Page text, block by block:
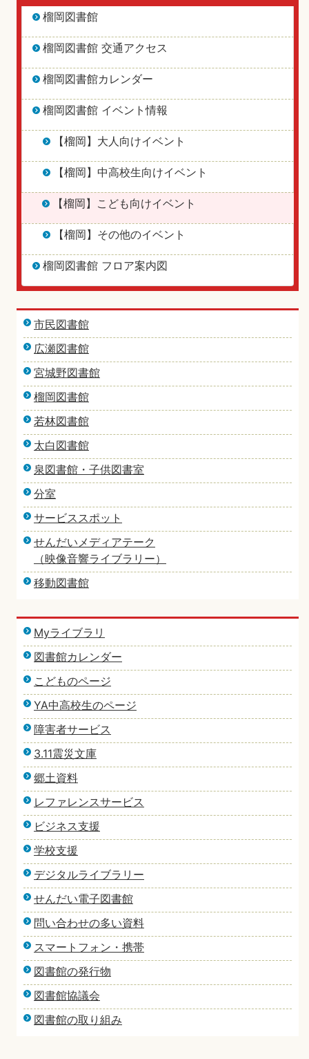
榴岡図書館
榴岡図書館 交通アクセス
榴岡図書館カレンダー
榴岡図書館 イベント情報
【榴岡】大人向けイベント
【榴岡】中高校生向けイベント
【榴岡】こども向けイベント
【榴岡】その他のイベント
榴岡図書館 フロア案内図
市民図書館
広瀬図書館
宮城野図書館
榴岡図書館
若林図書館
太白図書館
泉図書館・子供図書室
分室
サービススポット
せんだいメディアテーク
（映像音響ライブラリー）
移動図書館
Myライブラリ
図書館カレンダー
こどものページ
YA中高校生のページ
障害者サービス
3.11震災文庫
郷土資料
レファレンスサービス
ビジネス支援
学校支援
デジタルライブラリー
せんだい電子図書館
問い合わせの多い資料
スマートフォン・携帯
図書館の発行物
図書館協議会
図書館の取り組み